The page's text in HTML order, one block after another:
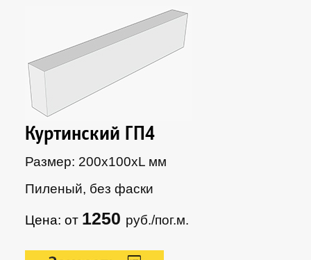
Куртинский ГП4
Размер: 200х100xL мм
Пиленый, без фаски
Цена: от 1250 руб./пог.м.